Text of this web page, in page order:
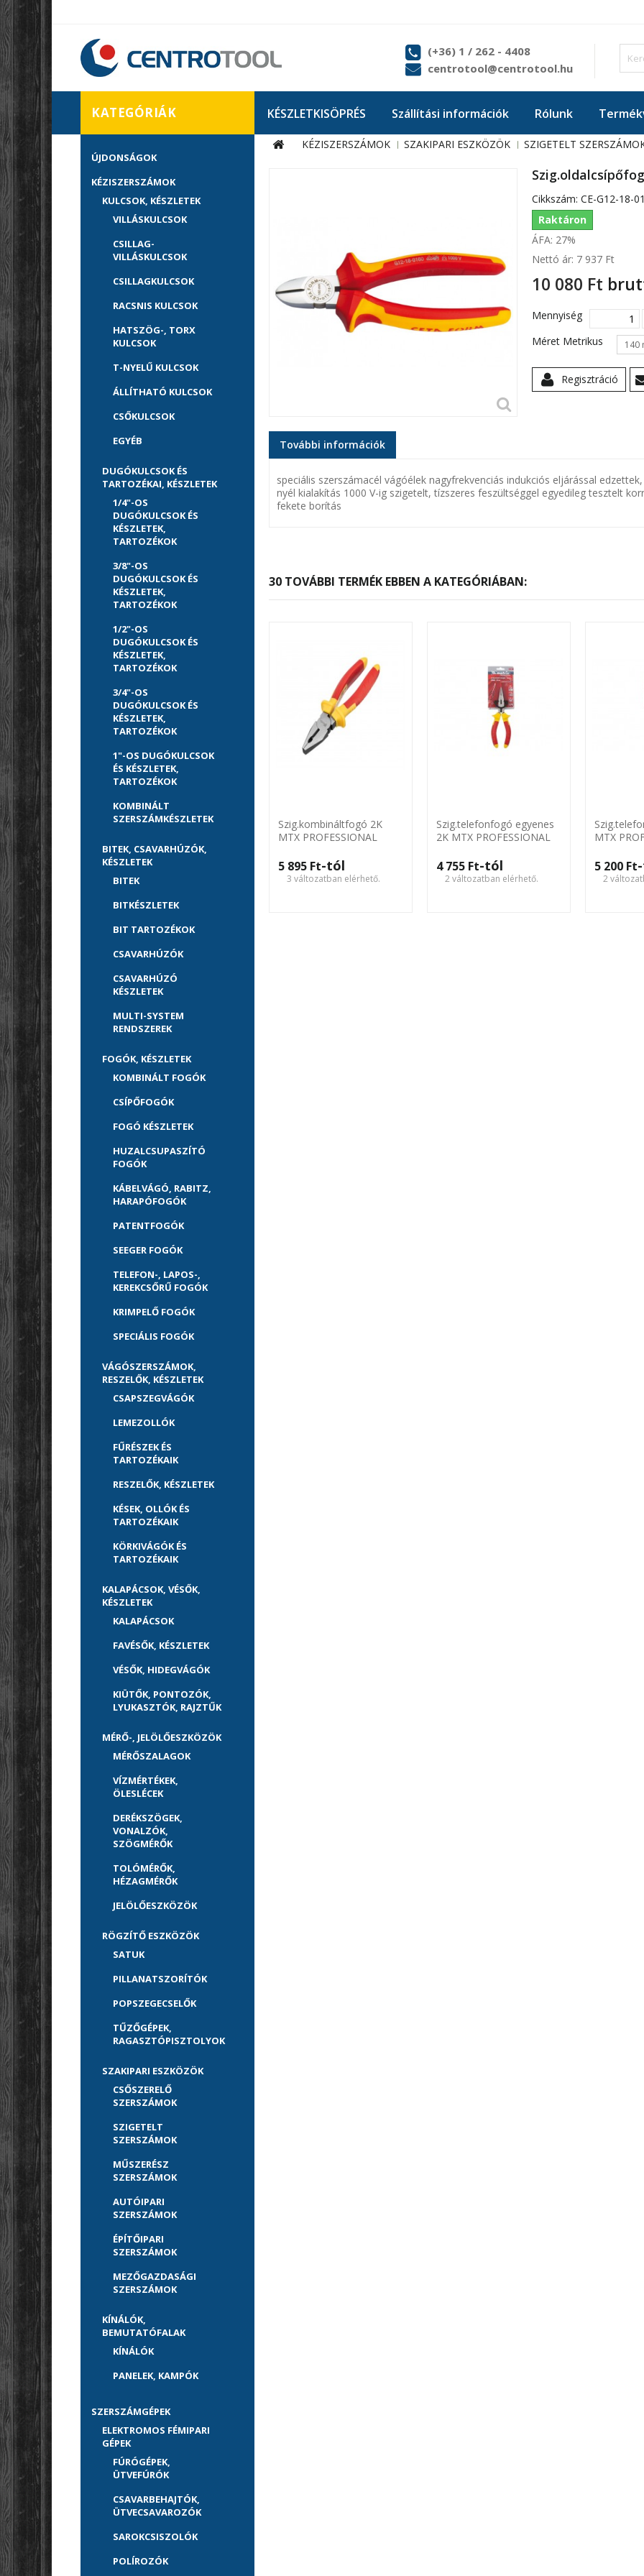
(+36) 1 / 262 - 4408
centrotool@centrotool.hu
KÉSZLETKISÖPRÉS Szállítási információk Rólunk
KATEGÓRIÁK
ÚJDONSÁGOK
KÉZISZERSZÁMOK
KULCSOK, KÉSZLETEK
VILLÁSKULCSOK
CSILLAG-
VILLÁSKULCSOK
CSILLAGKULCSOK
RACSNIS KULCSOK
HATSZÖG-, TORX
KULCSOK
T-NYELŰ KULCSOK
ÁLLÍTHATÓ KULCSOK
CSŐKULCSOK
EGYÉB
DUGÓKULCSOK ÉS
TARTOZÉKAI, KÉSZLETEK
1/4"-OS
DUGÓKULCSOK ÉS
KÉSZLETEK,
TARTOZÉKOK
3/8"-OS
DUGÓKULCSOK ÉS
KÉSZLETEK,
TARTOZÉKOK
1/2"-OS
DUGÓKULCSOK ÉS
KÉSZLETEK,
TARTOZÉKOK
3/4"-OS
DUGÓKULCSOK ÉS
KÉSZLETEK,
TARTOZÉKOK
1"-OS DUGÓKULCSOK
ÉS KÉSZLETEK,
TARTOZÉKOK
KOMBINÁLT
SZERSZÁMKÉSZLETEK
BITEK, CSAVARHÚZÓK,
KÉSZLETEK
BITEK
BITKÉSZLETEK
BIT TARTOZÉKOK
CSAVARHÚZÓK
CSAVARHÚZÓ
KÉSZLETEK
MULTI-SYSTEM
RENDSZEREK
FOGÓK, KÉSZLETEK
KOMBINÁLT FOGÓK
CSÍPŐFOGÓK
FOGÓ KÉSZLETEK
HUZALCSUPASZÍTÓ
FOGÓK
KÁBELVÁGÓ, RABITZ,
HARAPÓFOGÓK
PATENTFOGÓK
SEEGER FOGÓK
TELEFON-, LAPOS-,
KEREKCSŐRŰ FOGÓK
KRIMPELŐ FOGÓK
SPECIÁLIS FOGÓK
VÁGÓSZERSZÁMOK,
RESZELŐK, KÉSZLETEK
CSAPSZEGVÁGÓK
LEMEZOLLÓK
FŰRÉSZEK ÉS
TARTOZÉKAIK
RESZELŐK, KÉSZLETEK
KÉSEK, OLLÓK ÉS
TARTOZÉKAIK
KÖRKIVÁGÓK ÉS
TARTOZÉKAIK
KALAPÁCSOK, VÉSŐK,
KÉSZLETEK
KALAPÁCSOK
FAVÉSŐK, KÉSZLETEK
VÉSŐK, HIDEGVÁGÓK
KIÜTŐK, PONTOZÓK,
LYUKASZTÓK, RAJZTŰK
MÉRŐ-, JELÖLŐESZKÖZÖK
MÉRŐSZALAGOK
VÍZMÉRTÉKEK,
ÖLESLÉCEK
DERÉKSZÖGEK,
VONALZÓK,
SZÖGMÉRŐK
TOLÓMÉRŐK,
HÉZAGMÉRŐK
JELÖLŐESZKÖZÖK
RÖGZÍTŐ ESZKÖZÖK
SATUK
PILLANATSZORÍTÓK
POPSZEGECSELŐK
TŰZŐGÉPEK,
RAGASZTÓPISZTOLYOK
SZAKIPARI ESZKÖZÖK
CSŐSZERELŐ
SZERSZÁMOK
SZIGETELT
SZERSZÁMOK
MŰSZERÉSZ
SZERSZÁMOK
AUTÓIPARI
SZERSZÁMOK
ÉPÍTŐIPARI
SZERSZÁMOK
MEZŐGAZDASÁGI
SZERSZÁMOK
KÍNÁLÓK,
BEMUTATÓFALAK
KÍNÁLÓK
PANELEK, KAMPÓK
SZERSZÁMGÉPEK
ELEKTROMOS FÉMIPARI
GÉPEK
FÚRÓGÉPEK,
ÜTVEFÚRÓK
CSAVARBEHAJTÓK,
ÜTVECSAVAROZÓK
SAROKCSISZOLÓK
POLÍROZÓK
KÉZISZERSZÁMOK SZAKIPARI ESZKÖZÖK SZIGETELT
Cikkszám: CE-G12-18-
Raktáron
ÁFA: 27%
Nettó ár: 7 937 Ft‎
10 080 Ft‎
Mennyiség
Méret Metrikus
140
Regisztráció
További információk
speciális szerszámacél vágóélek nagyfrekvenciás indukciós eljárással
nyél kialakítás 1000 V-ig szigetelt, tízszeres feszültséggel egyedileg tesztelt
fekete borítás
30 TOVÁBBI TERMÉK EBBEN A KATEGÓRIÁBAN:
Szig.kombináltfogó 2K
MTX PROFESSIONAL
5 895 Ft‎-tól
3 változatban elérhető.
Szig.telefonfogó egyenes
2K MTX PROFESSIONAL
4 755 Ft‎-tól
2 változatban elérhető.
MTX
5 200 Ft‎
2